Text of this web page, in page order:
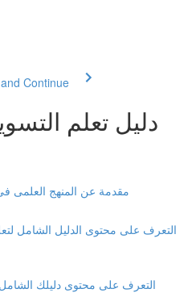
Continue
1- دليل تعلم
مقدمة عن المنهج العلمى فى
التعرف على محتوى الدليل الشامل
التعرف على محتوى دليلك